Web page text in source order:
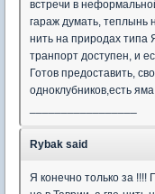
встречи в
гараж думать, теплынь
нить на природах типа
транпорт доступен, и
Готов предоставить,
одноклубников,есть
Rybak said
Я конечно только за !!!!